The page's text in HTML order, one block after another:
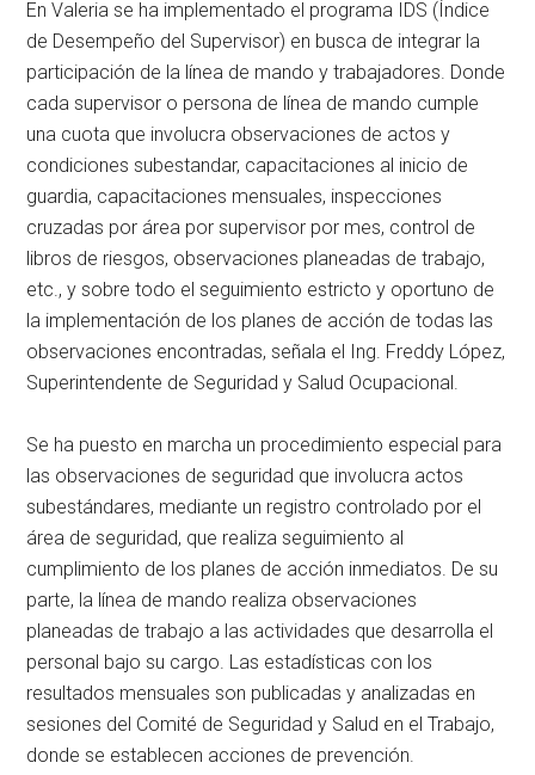
En Valeria se ha implementado el programa IDS (Índice
de Desempeño del Supervisor) en busca de integrar la
participación de la línea de mando y trabajadores. Donde
cada supervisor o persona de línea de mando cumple
una cuota que involucra observaciones de actos y
condiciones subestandar, capacitaciones al inicio de
guardia, capacitaciones mensuales, inspecciones
cruzadas por área por supervisor por mes, control de
libros de riesgos, observaciones planeadas de trabajo,
etc., y sobre todo el seguimiento estricto y oportuno de
la implementación de los planes de acción de todas las
observaciones encontradas, señala el Ing. Freddy López,
Superintendente de Seguridad y Salud Ocupacional.
Se ha puesto en marcha un procedimiento especial para
las observaciones de seguridad que involucra actos
subestándares, mediante un registro controlado por el
área de seguridad, que realiza seguimiento al
cumplimiento de los planes de acción inmediatos. De su
parte, la línea de mando realiza observaciones
planeadas de trabajo a las actividades que desarrolla el
personal bajo su cargo. Las estadísticas con los
resultados mensuales son publicadas y analizadas en
sesiones del Comité de Seguridad y Salud en el Trabajo,
donde se establecen acciones de prevención.